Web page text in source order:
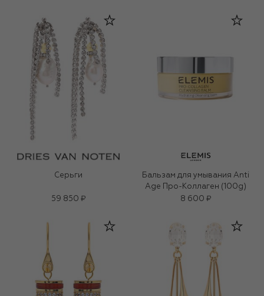
Серьги
59 850 ₽
Бальзам для умывания Anti
Age Про-Коллаген (100g)
8 600 ₽